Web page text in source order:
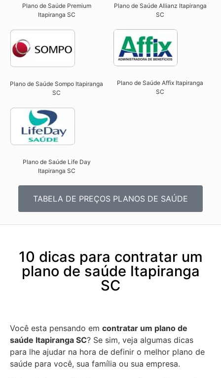
Plano de Saúde Premium
Itapiranga SC​
Plano de Saúde Allianz Itapiranga
SC​
Plano de Saúde Sompo Itapiranga
SC​
Plano de Saúde Affix Itapiranga
SC​
Plano de Saúde Life Day
Itapiranga SC
TABELA DE PREÇOS PLANOS DE SAÚDE
10 dicas para contratar um
plano de saúde Itapiranga
SC
Você esta pensando em contratar um plano de
saúde Itapiranga SC? Se sim, veja algumas dicas
para lhe ajudar na hora de definir o melhor plano de
saúde para você, sua família ou sua empresa.